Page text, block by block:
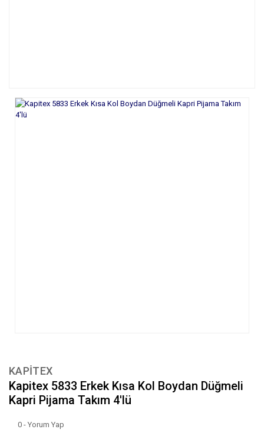
KAPİTEX
Kapitex 5833 Erkek Kısa Kol Boydan Düğmeli
Kapri Pijama Takım 4'lü
0 - Yorum Yap